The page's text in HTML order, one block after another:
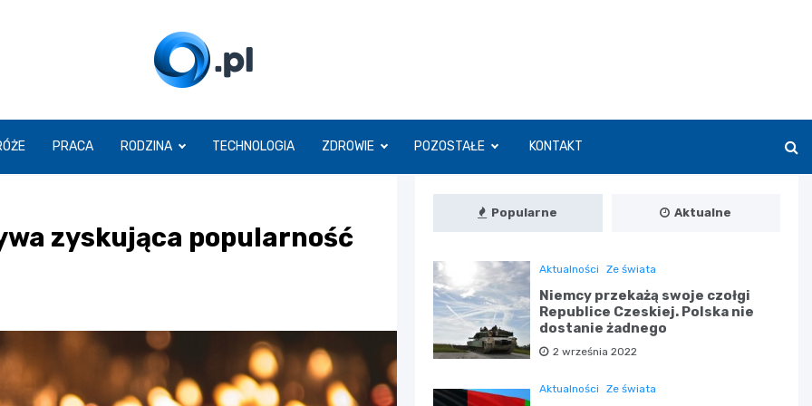
O.pl
PRACA RODZINA TECHNOLOGIA ZDROWIE POZOSTAŁE KONTAKT
zyskująca popularność
Popularne Aktualne
Aktualności Ze świata
Niemcy przekażą swoje czołgi
Republice Czeskiej. Polska nie
dostanie żadnego
2 września 2022
Aktualności Ze świata